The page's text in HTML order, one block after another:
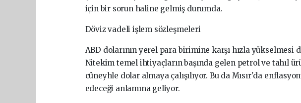
için bir sorun haline gelmiş durumda.
Döviz vadeli işlem sözleşmeleri
ABD dolarının yerel para birimine karşı hızla yükselmesi
Nitekim temel ihtiyaçların başında gelen petrol ve tahıl
cüneyhle dolar almaya çalışılıyor. Bu da Mısır'da
edeceği anlamına geliyor.